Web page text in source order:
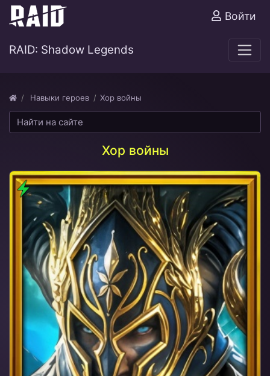
Войти
RAID: Shadow Legends
Навыки героев ​Хор войны
​Хор войны
Дух